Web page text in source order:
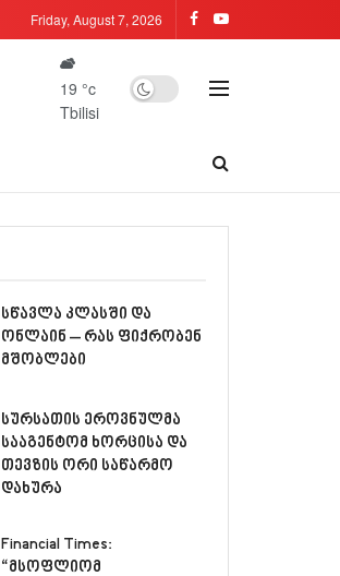
Friday, August 7, 2026
19 °c
Tbilisi
სწავლა კლასში და
ონლაინ – რას ფიქრობენ
მშობლები
სურსათის ეროვნულმა
სააგენტომ ხორცისა და
თევზის ორი საწარმო
დახურა
Financial Times:
“მსოფლიომ